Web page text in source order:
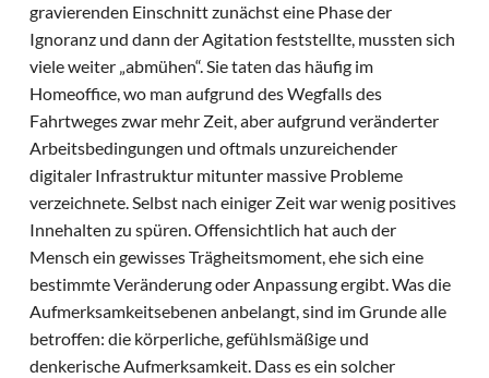
gravierenden Einschnitt zunächst eine Phase der
Ignoranz und dann der Agitation feststellte, mussten sich
viele weiter „abmühen“. Sie taten das häufig im
Homeoffice, wo man aufgrund des Wegfalls des
Fahrtweges zwar mehr Zeit, aber aufgrund veränderter
Arbeitsbedingungen und oftmals unzureichender
digitaler Infrastruktur mitunter massive Probleme
verzeichnete. Selbst nach einiger Zeit war wenig positives
Innehalten zu spüren. Offensichtlich hat auch der
Mensch ein gewisses Trägheitsmoment, ehe sich eine
bestimmte Veränderung oder Anpassung ergibt. Was die
Aufmerksamkeitsebenen anbelangt, sind im Grunde alle
betroffen: die körperliche, gefühlsmäßige und
denkerische Aufmerksamkeit. Dass es ein solcher